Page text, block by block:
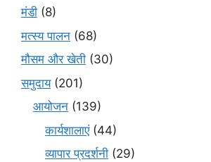
मंडी (8)
मत्स्य पालन (68)
मौसम और खेती (30)
समुदाय(201)
आयोजन (139)
कार्यशालाएं(44)
व्यापार प्रदर्शनी (29)